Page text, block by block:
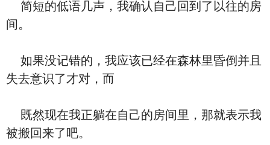
简短的低语几声，我确认自己回到了以往的房
间。
如果没记错的，我应该已经在森林里昏倒并且
失去意识了才对，而
既然现在我正躺在自己的房间里，那就表示我
被搬回来了吧。